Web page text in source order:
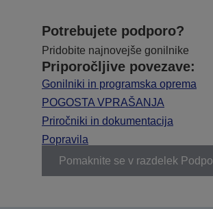
Potrebujete podporo?
Pridobite najnovejše gonilnike
Priporočljive povezave:
Gonilniki in programska oprema
POGOSTA VPRAŠANJA
Priročniki in dokumentacija
Popravila
Pomaknite se v razdelek